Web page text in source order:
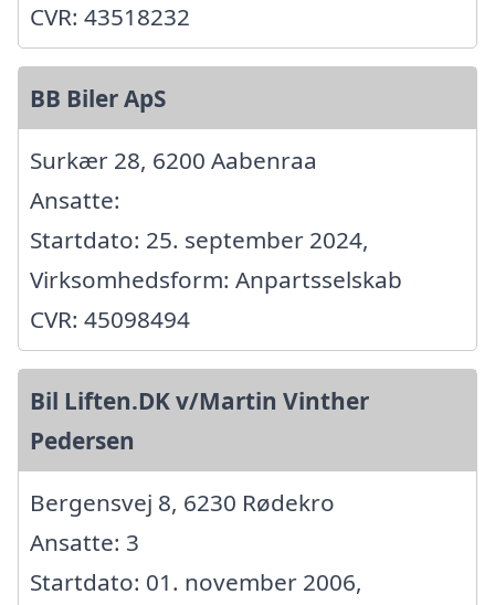
CVR: 43518232
BB Biler ApS
Surkær 28, 6200 Aabenraa
Ansatte:
Startdato: 25. september 2024,
Virksomhedsform: Anpartsselskab
CVR: 45098494
Bil Liften.DK v/Martin Vinther
Pedersen
Bergensvej 8, 6230 Rødekro
Ansatte: 3
Startdato: 01. november 2006,